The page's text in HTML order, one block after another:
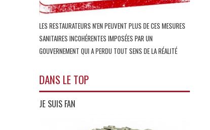
LES RESTAURATEURS N'EN PEUVENT PLUS DE CES MESURES
SANITAIRES INCOHÉRENTES IMPOSÉES PAR UN
GOUVERNEMENT QUI A PERDU TOUT SENS DE LA RÉALITÉ
DANS LE TOP
JE SUIS FAN